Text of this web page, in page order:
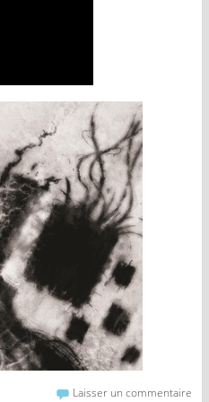
Laisser un commentaire